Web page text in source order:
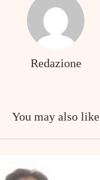
Redazione
You may also like